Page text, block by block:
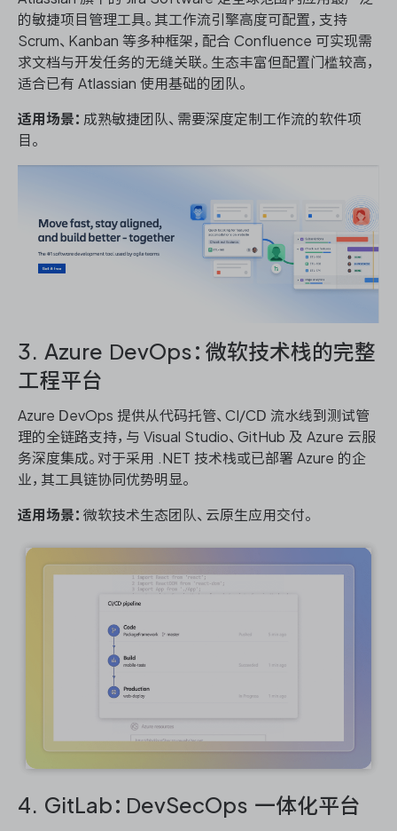
的敏捷项目管理工具。其工作流引擎高度可配置，支持
Scrum、Kanban 等多种框架，配合 Confluence 可实现需
求文档与开发任务的无缝关联。生态丰富但配置门槛较高，
适合已有 Atlassian 使用基础的团队。
适用场景： 成熟敏捷团队、需要深度定制工作流的软件项
目。
3. Azure DevOps：微软技术栈的完整
工程平台
Azure DevOps 提供从代码托管、CI/CD 流水线到测试管
理的全链路支持，与 Visual Studio、GitHub 及 Azure 云服
务深度集成。对于采用 .NET 技术栈或已部署 Azure 的企
业，其工具链协同优势明显。
适用场景： 微软技术生态团队、云原生应用交付。
4. GitLab：DevSecOps 一体化平台